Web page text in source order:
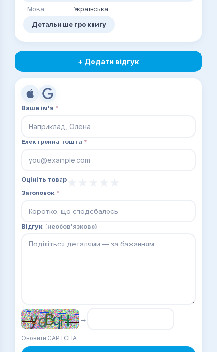
Мова
Українська
Детальніше про книгу
+ Додати відгук
Ваше ім'я *
Електронна пошта *
Оцініть товар
Заголовок *
Відгук (необов'язково)
→
Оновити CAPTCHA